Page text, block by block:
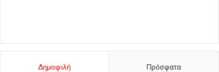
Δημοφιλή Πρόσφατα